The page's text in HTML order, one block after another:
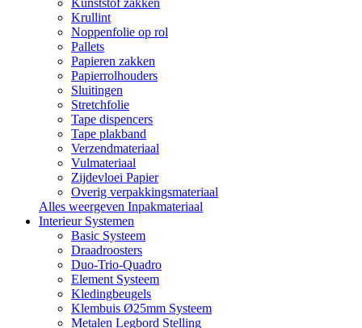
Kunststof zakken
Krullint
Noppenfolie op rol
Pallets
Papieren zakken
Papierrolhouders
Sluitingen
Stretchfolie
Tape dispencers
Tape plakband
Verzendmateriaal
Vulmateriaal
Zijdevloei Papier
Overig verpakkingsmateriaal
Alles weergeven Inpakmateriaal
Interieur Systemen
Basic Systeem
Draadroosters
Duo-Trio-Quadro
Element Systeem
Kledingbeugels
Klembuis Ø25mm Systeem
Metalen Legbord Stelling